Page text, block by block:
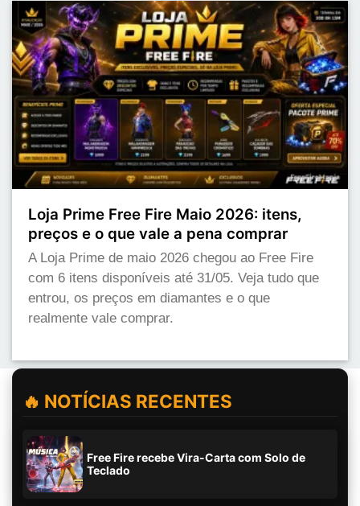
Loja Prime Free Fire Maio 2026: itens,
preços e o que vale a pena comprar
A Loja Prime de maio 2026 chegou ao Free Fire
com 6 itens disponíveis até 31/05. Veja tudo que
entrou, os preços em diamantes e o que
realmente vale comprar.
🔥 NOTÍCIAS RECENTES
Free Fire recebe Vira-Carta com Solo de
Teclado